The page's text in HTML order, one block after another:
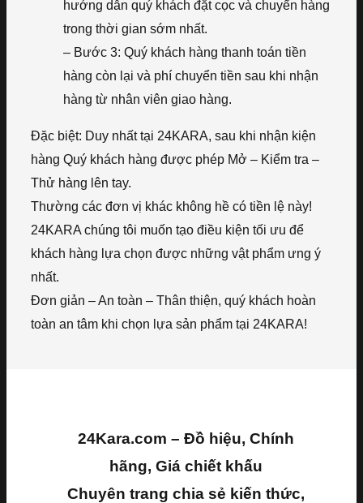
hướng dẫn quý khách đặt cọc và chuyển hàng
trong thời gian sớm nhất.
– Bước 3: Quý khách hàng thanh toán tiền
hàng còn lại và phí chuyển tiền sau khi nhận
hàng từ nhân viên giao hàng.
Đặc biệt: Duy nhất tại 24KARA, sau khi nhận kiện
hàng Quý khách hàng được phép Mở – Kiểm tra –
Thử hàng lên tay.
Thường các đơn vị khác không hề có tiền lệ này!
24KARA chúng tôi muốn tạo điều kiện tối ưu để
khách hàng lựa chọn được những vật phẩm ưng ý
nhất.
Đơn giản – An toàn – Thân thiện, quý khách hoàn
toàn an tâm khi chọn lựa sản phẩm tại 24KARA!
24Kara.com – Đồ hiệu, Chính
hãng, Giá chiết khấu
Chuyên trang chia sẻ kiến thức,